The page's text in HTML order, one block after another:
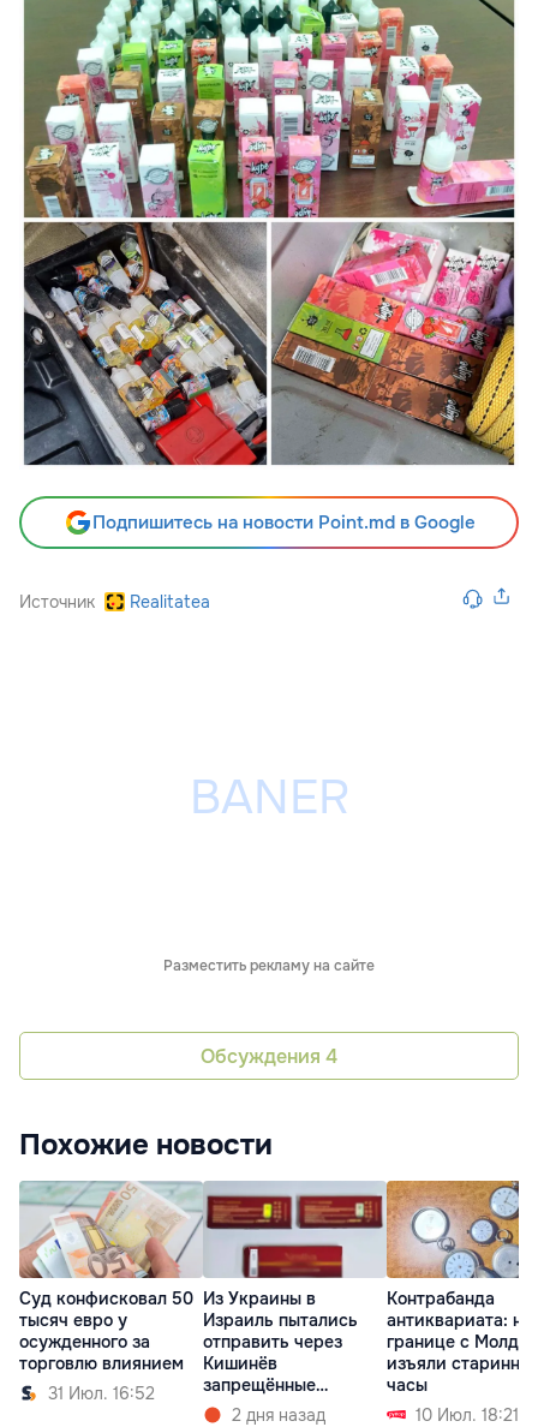
Подпишитесь на новости Point.md в Google
Источник Realitatea
Разместить рекламу на сайте
Обсуждения 4
Похожие новости
Суд конфисковал 50
тысяч евро у
осужденного за
торговлю влиянием
31 Июл. 16:52
Из Украины в
Израиль пытались
отправить через
Кишинёв
запрещённые
препараты
2 дня назад
Контрабанда
антиквариата: на
границе с
изъяли
часы
10 Июл. 18:21